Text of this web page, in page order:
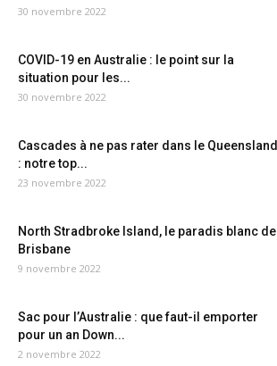
30 novembre 2022
COVID-19 en Australie : le point sur la
situation pour les...
30 novembre 2022
Cascades à ne pas rater dans le Queensland
: notre top...
23 novembre 2022
North Stradbroke Island, le paradis blanc de
Brisbane
9 novembre 2022
Sac pour l’Australie : que faut-il emporter
pour un an Down...
2 novembre 2022